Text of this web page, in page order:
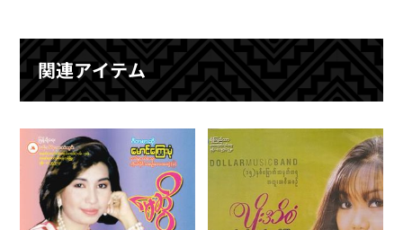
関連アイテム